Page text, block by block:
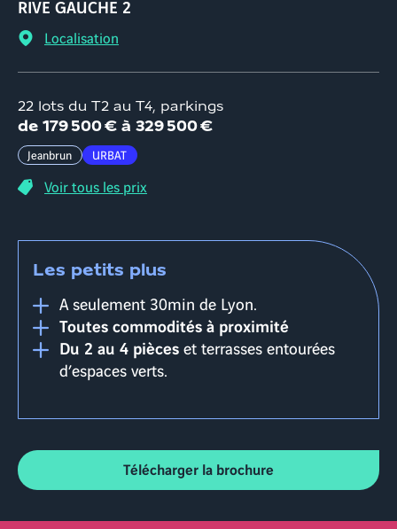
RIVE GAUCHE 2
Localisation
22 lots du T2 au T4, parkings
de 179 500 € à 329 500 €
Jeanbrun URBAT
Voir tous les prix
Les petits plus
A seulement 30min de Lyon.
Toutes commodités à proximité
Du 2 au 4 pièceset terrasses entourées
d’espaces verts.
Télécharger la brochure